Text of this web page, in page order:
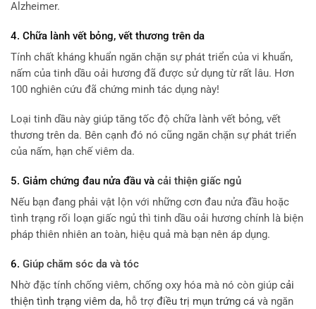
Alzheimer.
4. Chữa lành vết bỏng, vết thương trên da
Tính chất kháng khuẩn ngăn chặn sự phát triển của vi khuẩn,
nấm của tinh dầu oải hương đã được sử dụng từ rất lâu. Hơn
100 nghiên cứu đã chứng minh tác dụng này!
Loại tinh dầu này giúp tăng tốc độ chữa lành vết bỏng, vết
thương trên da. Bên cạnh đó nó cũng ngăn chặn sự phát triển
của nấm, hạn chế viêm da.
5. Giảm chứng đau nửa đầu và cải thiện giấc ngủ
Nếu bạn đang phải vật lộn với những cơn đau nửa đầu hoặc
tình trạng rối loạn giấc ngủ thì tinh dầu oải hương chính là biện
pháp thiên nhiên an toàn, hiệu quả mà bạn nên áp dụng.
6. Giúp chăm sóc da và tóc
Nhờ đặc tính chống viêm, chống oxy hóa mà nó còn giúp cải
thiện tình trạng viêm da, hỗ trợ điều trị mụn trứng cá và ngăn